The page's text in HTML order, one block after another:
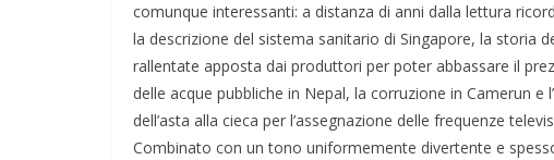
comunque interessanti: a distanza di anni dalla lettura
la descrizione del sistema sanitario di Singapore, la storia
rallentate apposta dai produttori per poter abbassare il
delle acque pubbliche in Nepal, la corruzione in Camerun e
dell’asta alla cieca per l’assegnazione delle frequenze
Combinato con un tono uniformemente divertente e